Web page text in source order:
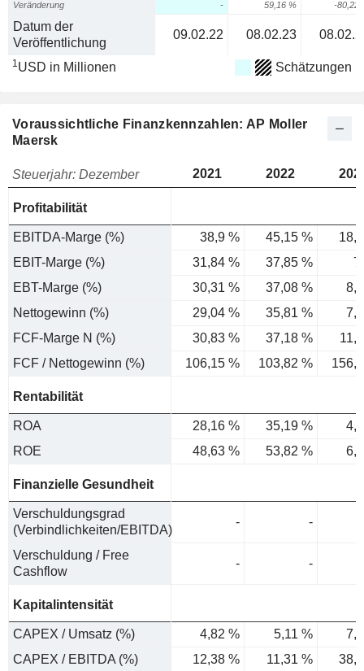
Veränderung - 59,16 % -80,22
Datum der
Veröffentlichung
09.02.22 08.02.23
1USD in Millionen Schätzungen
Voraussichtliche Finanzkennzahlen: AP Moller
Maersk
Steuerjahr: Dezember 2021 2022
Profitabilität
EBITDA-Marge (%) 38,9 % 45,15 %
EBIT-Marge (%)
31,84 % 37,85 %
EBT-Marge (%)
30,31 % 37,08 %
Nettogewinn (%)
29,04 % 35,81 %
FCF-Marge N (%)
30,83 % 37,18 %
FCF / Nettogewinn (%)
106,15 % 103,82 %
Rentabilität
ROA 28,16 % 35,19 %
ROE
48,63 % 53,82 %
Finanzielle Gesundheit
Verschuldungsgrad
(Verbindlichkeiten/EBITDA)
- -
Verschuldung / Free
Cashflow
- -
Kapitalintensität
CAPEX / Umsatz (%) 4,82 % 5,11 %
CAPEX / EBITDA (%)
12,38 % 11,31 %